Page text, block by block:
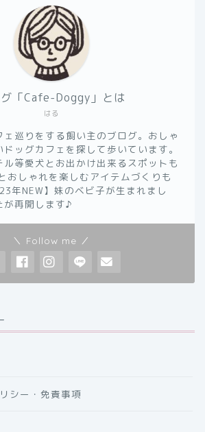
はる
「Cafe-Doggy」とは
巡りをする飼い主のブログ。おしゃ
ッグカフェを探して歩いています。
ル等愛犬とお出かけ出来るスポットも
おしゃれを楽しむアイテムづくりも
年NEW】妹のベビ子が生まれまし
が再開します♪
＼ Follow me ／
シー・免責事項